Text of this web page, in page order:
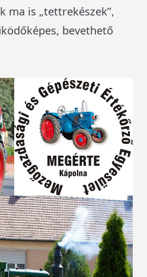
ma is „tettrekészek”,
bevethető